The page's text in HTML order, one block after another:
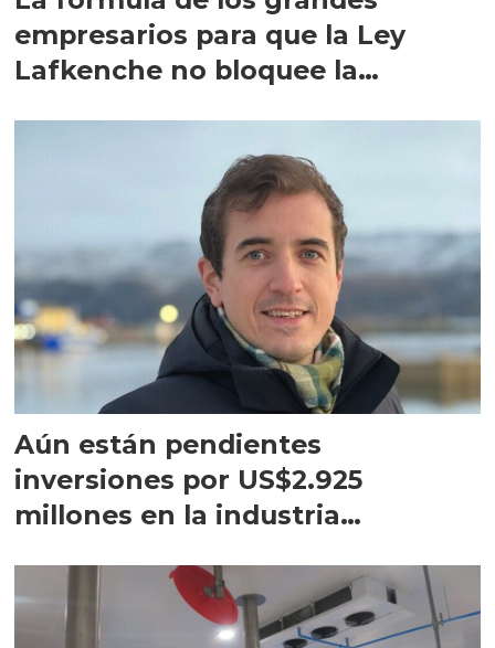
empresarios para que la Ley
Lafkenche no bloquee la
Aún están pendientes
inversiones por US$2.925
millones en la industria